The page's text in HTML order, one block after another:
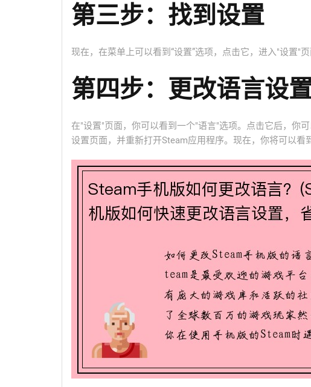
第三步：找到设置
现在，在菜单上可以看到“设置”选项，点击它，进入"设置"页
第四步：更改语言设
在"设置"页面，你可以看到一个"语言"选项。点击它后，你
设置页面，并重新打开Steam应用程序。现在，你将可以看